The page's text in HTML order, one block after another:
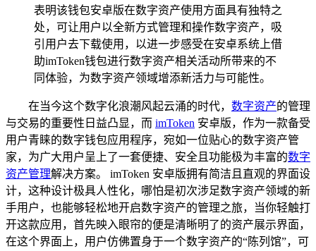
表明该钱包安卓版在数字资产使用方面具有独特之
处，可让用户以全新方式管理和操作数字资产，吸
引用户去下载使用，以进一步感受在安卓系统上借
助imToken钱包进行数字资产相关活动所带来的不
同体验，为数字资产领域增添新活力与可能性。
在当今这个数字化浪潮风起云涌的时代， 数字资产的管理
与交易的重要性日益凸显，而 imToken 安卓版，作为一款备受
用户青睐的数字钱包应用程序，宛如一位贴心的数字资产管
家，为广大用户呈上了一套便捷、安全且功能极为丰富的数字
资产管理解决方案。 imToken 安卓版拥有简洁且直观的界面设
计，这种设计极具人性化，哪怕是初次涉足数字资产领域的新
手用户，也能够轻松地开启数字资产的管理之旅，当你轻触打
开这款应用，首先映入眼帘的便是清晰明了的资产展示界面，
在这个界面上，用户仿佛置身于一个数字资产的“陈列馆”，可